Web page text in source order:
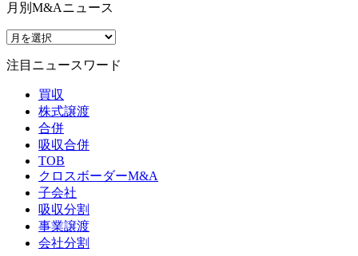
月別M&Aニュース
注目ニュースワード
買収
株式譲渡
合併
吸収合併
TOB
クロスボーダーM&A
子会社
吸収分割
事業譲渡
会社分割